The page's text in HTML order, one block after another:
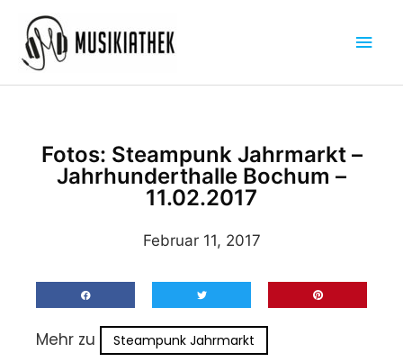
Inhalt
springen
Fotos: Steampunk Jahrmarkt –
Jahrhunderthalle Bochum –
11.02.2017
Februar 11, 2017
Mehr zu Steampunk Jahrmarkt